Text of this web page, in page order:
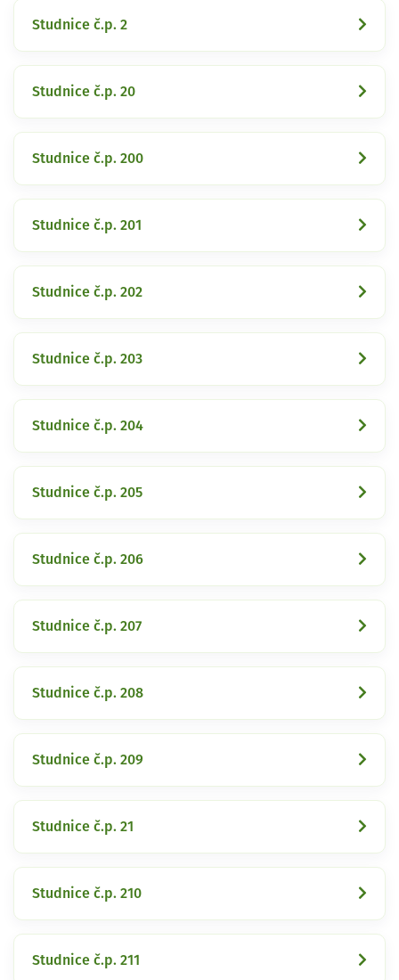
Studnice č.p. 2
Studnice č.p. 20
Studnice č.p. 200
Studnice č.p. 201
Studnice č.p. 202
Studnice č.p. 203
Studnice č.p. 204
Studnice č.p. 205
Studnice č.p. 206
Studnice č.p. 207
Studnice č.p. 208
Studnice č.p. 209
Studnice č.p. 21
Studnice č.p. 210
Studnice č.p. 211